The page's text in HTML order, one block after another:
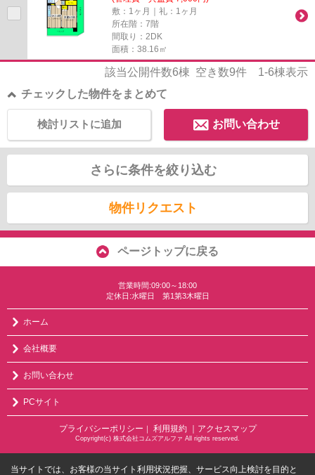
敷：1ヶ月｜礼：1ヶ月
所在階：7階
間取り：2DK
面積：38.16㎡
該当公開件数6棟 空き数9件 1-6棟表示
チェックした物件をまとめて
お問い合わせ
検討リストに追加
さらに条件を絞り込む
物件リクエスト
ページトップに戻る
営業時間:09:00～18:00
定休日:水曜日 第1第3木曜日
ホーム
会社概要
お問い合わせ
PCサイト
プライバシーポリシー ｜ 利用規約 ｜アクセスマップ
Copyright(c) 株式会社コムズアルファ All rights reserved.
当サイトでは、お客様の当サイト利用状況把握、サービス向上検討を目的と